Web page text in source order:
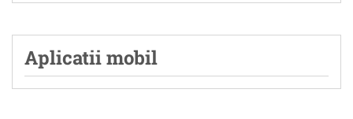
Aplicatii mobil